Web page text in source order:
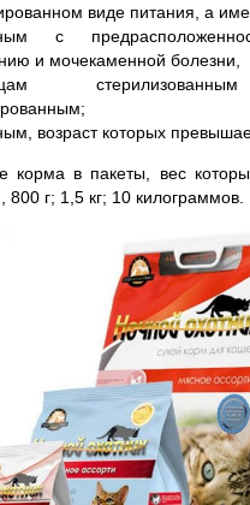
виде питания, а
с
и мочекаменной болезни,
возраст которых
корма в пакеты, вес
г; 1,5 кг; 10 килограммов.